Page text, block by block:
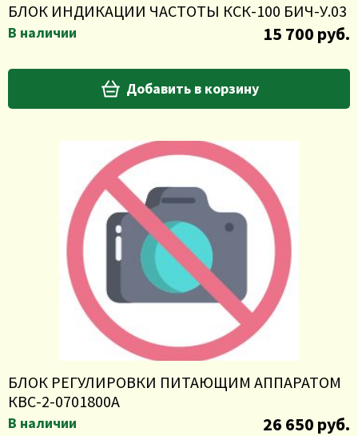
БЛОК ИНДИКАЦИИ ЧАСТОТЫ КСК-100 БИЧ-У.03
В наличии 15 700 руб.
Добавить в корзину
БЛОК РЕГУЛИРОВКИ ПИТАЮЩИМ АППАРАТОМ
КВС-2-0701800А
В наличии 26 650 руб.